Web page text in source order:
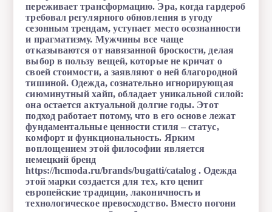
переживает трансформацию. Эра, когда гардероб
требовал регулярного обновления в угоду
сезонным трендам, уступает место осознанности
и прагматизму. Мужчины все чаще
отказываются от навязанной броскости, делая
выбор в пользу вещей, которые не кричат о
своей стоимости, а заявляют о ней благородной
тишиной. Одежда, сознательно игнорирующая
сиюминутный хайп, обладает уникальной силой:
она остается актуальной долгие годы. Этот
подход работает потому, что в его основе лежат
фундаментальные ценности стиля – статус,
комфорт и функциональность. Ярким
воплощением этой философии является
немецкий бренд
https://hcmoda.ru/brands/bugatti/catalog . Одежда
этой марки создается для тех, кто ценит
европейские традиции, лаконичность и
технологическое превосходство. Вместо погони